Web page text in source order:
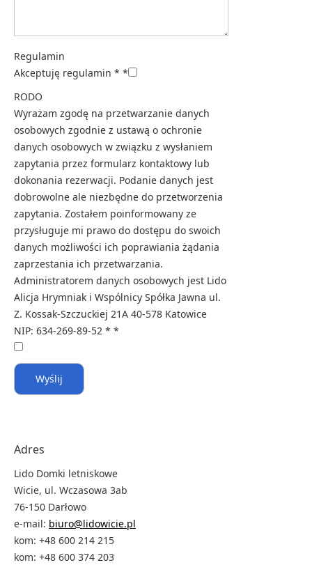
Regulamin
Akceptuję regulamin * *
RODO
Wyrażam zgodę na przetwarzanie danych
osobowych zgodnie z ustawą o ochronie
danych osobowych w związku z wysłaniem
zapytania przez formularz kontaktowy lub
dokonania rezerwacji. Podanie danych jest
dobrowolne ale niezbędne do przetworzenia
zapytania. Zostałem poinformowany ze
przysługuje mi prawo do dostępu do swoich
danych możliwości ich poprawiania żądania
zaprzestania ich przetwarzania.
Administratorem danych osobowych jest Lido
Alicja Hrymniak i Wspólnicy Spółka Jawna ul.
Z. Kossak-Szczuckiej 21A 40-578 Katowice
NIP: 634-269-89-52 * *
Wyślij
Adres
Lido Domki letniskowe
Wicie, ul. Wczasowa 3ab
76-150 Darłowo
e-mail: biuro@lidowicie.pl
kom: +48 600 214 215
kom: +48 600 374 203